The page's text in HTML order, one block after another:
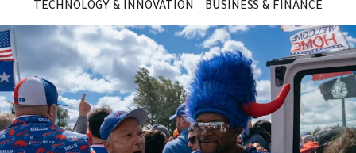
TECHNOLOGY & INNOVATION BUSINESS & FINANCE